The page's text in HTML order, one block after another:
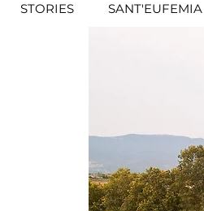
STORIES SANT'EUFEMIA